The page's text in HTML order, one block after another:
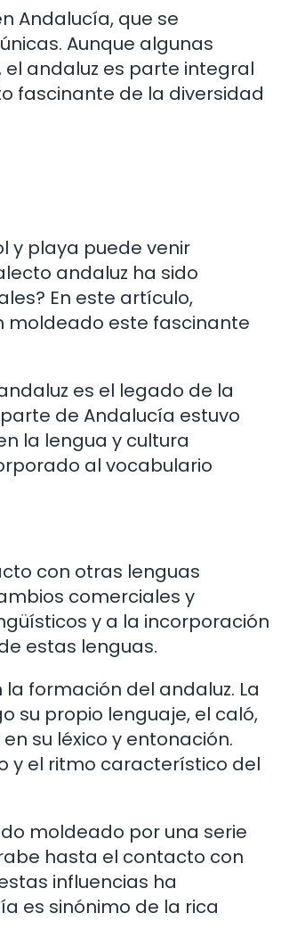
Andalucía, que se
Aunque algunas
andaluz es parte integral
fascinante de la diversidad
y playa puede venir
andaluz ha sido
En este artículo,
moldeado este fascinante
es el legado de la
de Andalucía estuvo
la lengua y cultura
al vocabulario
con otras lenguas
comerciales y
y a la incorporación
estas lenguas.
formación del andaluz. La
su propio lenguaje, el caló,
su léxico y entonación.
y el ritmo característico del
moldeado por una serie
hasta el contacto con
influencias ha
es sinónimo de la rica